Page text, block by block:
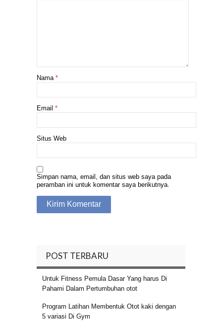
Nama *
Email *
Situs Web
Simpan nama, email, dan situs web saya pada
peramban ini untuk komentar saya berikutnya.
POST TERBARU
Untuk Fitness Pemula Dasar Yang harus Di
Pahami Dalam Pertumbuhan otot
Program Latihan Membentuk Otot kaki dengan
5 variasi Di Gym